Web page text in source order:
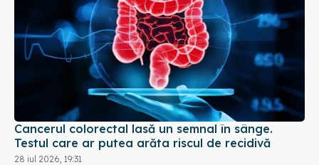
Cancerul colorectal lasă un semnal în sânge.
Testul care ar putea arăta riscul de recidivă
28 iul 2026, 19:31